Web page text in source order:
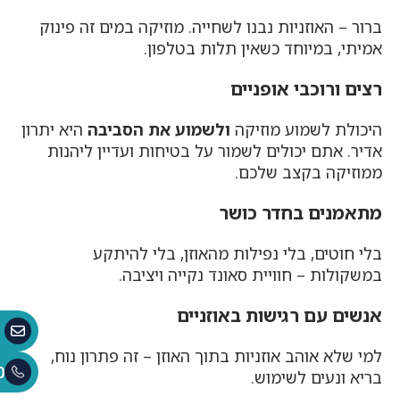
ברור – האוזניות נבנו לשחייה. מוזיקה במים זה פינוק
אמיתי, במיוחד כשאין תלות בטלפון.
רצים ורוכבי אופניים
היכולת לשמוע מוזיקה ולשמוע את הסביבה היא יתרון
אדיר. אתם יכולים לשמור על בטיחות ועדיין ליהנות
ממוזיקה בקצב שלכם.
מתאמנים בחדר כושר
בלי חוטים, בלי נפילות מהאוזן, בלי להיתקע
במשקולות – חוויית סאונד נקייה ויציבה.
אנשים עם רגישות באוזניים
למי שלא אוהב אוזניות בתוך האוזן – זה פתרון נוח,
בריא ונעים לשימוש.